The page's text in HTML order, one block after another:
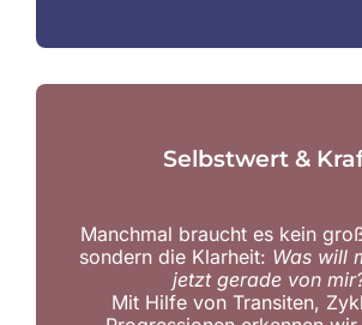
Selbstwert &
Manchmal braucht es kein
sondern die Klarheit: Was will
jetzt gerade von
Mit Hilfe von Transiten,